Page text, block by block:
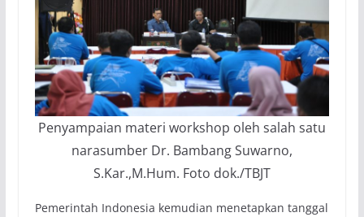
Penyampaian materi workshop oleh salah satu
narasumber Dr. Bambang Suwarno,
S.Kar.,M.Hum. Foto dok./TBJT
Pemerintah Indonesia kemudian menetapkan tanggal